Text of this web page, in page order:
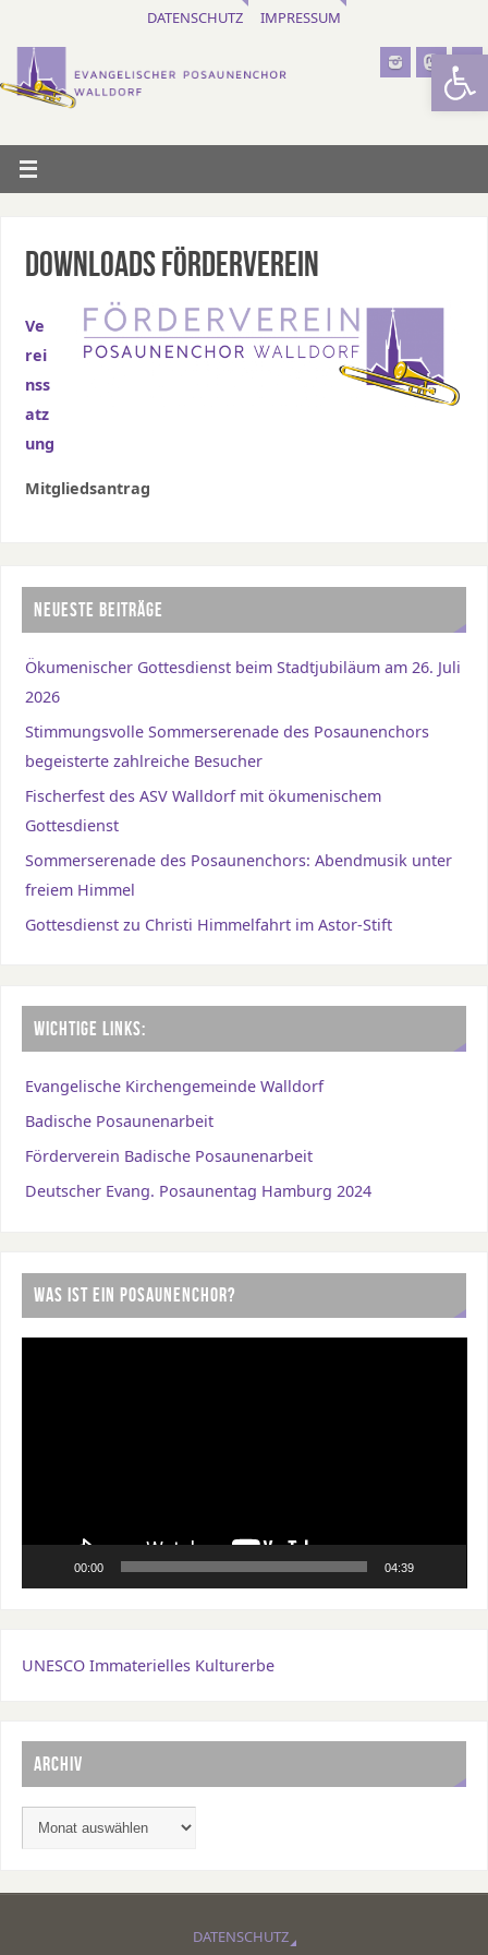
DATENSCHUTZ IMPRESSUM
DOWNLOADS FÖRDERVEREIN
Ve
rei
nss
atz
ung
Mitgliedsantrag
NEUESTE BEITRÄGE
Ökumenischer Gottesdienst beim Stadtjubiläum am 26. Juli
2026
Stimmungsvolle Sommerserenade des Posaunenchors
begeisterte zahlreiche Besucher
Fischerfest des ASV Walldorf mit ökumenischem
Gottesdienst
Sommerserenade des Posaunenchors: Abendmusik unter
freiem Himmel
Gottesdienst zu Christi Himmelfahrt im Astor-Stift
WICHTIGE LINKS:
Evangelische Kirchengemeinde Walldorf
Badische Posaunenarbeit
Förderverein Badische Posaunenarbeit
Deutscher Evang. Posaunentag Hamburg 2024
WAS IST EIN POSAUNENCHOR?
00:00 04:39
UNESCO Immaterielles Kulturerbe
ARCHIV
DATENSCHUTZ